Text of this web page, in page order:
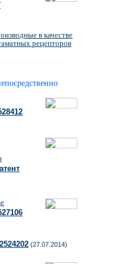
в качестве
рецепторов
(27.07.2014)